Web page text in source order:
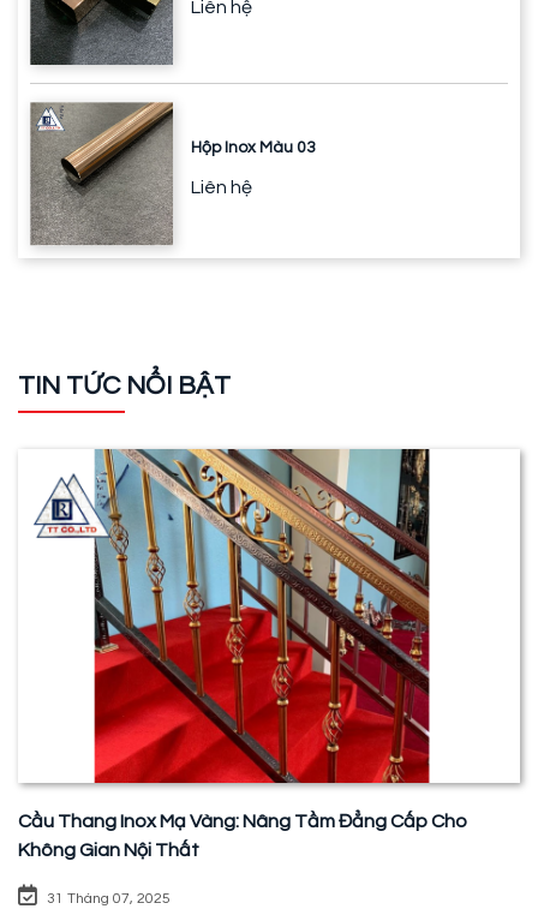
Liên hệ
Hộp Inox Màu 03
Liên hệ
TIN TỨC NỔI BẬT
Cầu Thang Inox Mạ Vàng: Nâng Tầm Đẳng Cấp Cho
Không Gian Nội Thất
31 Tháng 07, 2025